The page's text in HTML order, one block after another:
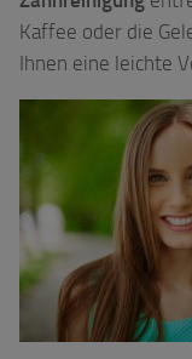
Kaffee oder die
Ihnen eine leichte